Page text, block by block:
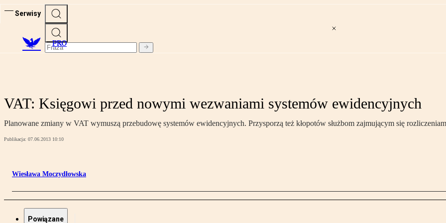
Serwisy
PRO
VAT: Księgowi przed nowymi wezwaniami systemów ewidencyjnych
Planowane zmiany w VAT wymuszą przebudowę systemów ewidencyjnych. Przysporzą też kłopotów służbom zajmującym się
Publikacja: 07.06.2013 10:10
Wiesława Moczydłowska
Powiązane